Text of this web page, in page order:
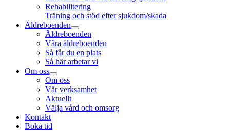
Rehabilitering
Träning och stöd efter sjukdom/skada
Äldreboenden
Äldreboenden
Våra äldreboenden
Så får du en plats
Så här arbetar vi
Om oss
Om oss
Vår verksamhet
Aktuellt
Välja vård och omsorg
Kontakt
Boka tid